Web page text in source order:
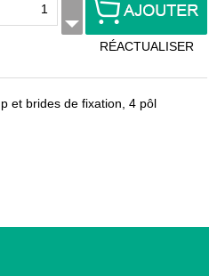
RÉACTUALISER
et brides de fixation, 4 pôl